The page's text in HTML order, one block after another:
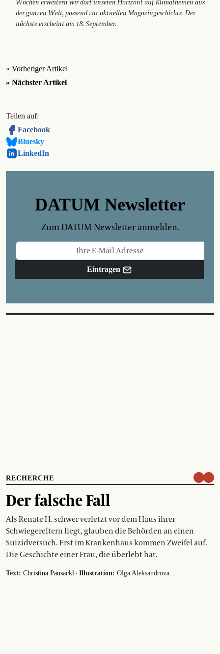
Wochen erweitern wir dort unseren Horizont auf Klimathemen aus
der ganzen Welt, passend zur aktuellen Magazingeschichte. Der
nächste erscheint am 18. September.
« Vorheriger Artikel
» Nächster Artikel
Teilen auf:
Facebook
Bluesky
LinkedIn
DATUM Newsletter
Zum DATUM Newsletter anmelden.
Eintragen
RECHERCHE
Der falsche Fall
Als Renate H. schwer verletzt vor dem Haus ihrer
Schwiegereltern liegt, glauben die Behörden an einen
Suizidversuch. Erst im Krankenhaus kommen Zweifel auf.
Die Geschichte einer Frau, die überlebt hat.
Text: Christina Pausackl · Illustration: Olga Aleksandrova